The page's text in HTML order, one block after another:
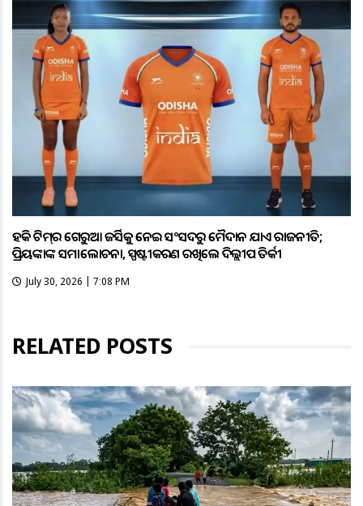
ହକି ଟିମ୍‌ର ଗେରୁଆ ଜର୍ସିକୁ ନେଇ ସଂସଦରୁ ମୈଦାନ ଯାଏଁ ରାଜନୀତି;
ପ୍ରିୟଙ୍କାଙ୍କ ସମାଲୋଚନା, ସ୍ପଷ୍ଟୀକରଣ ରଖିଲେ ଦିଲ୍ଲୀପ ତିର୍କୀ
July 30, 2026 | 7:08 PM
RELATED POSTS